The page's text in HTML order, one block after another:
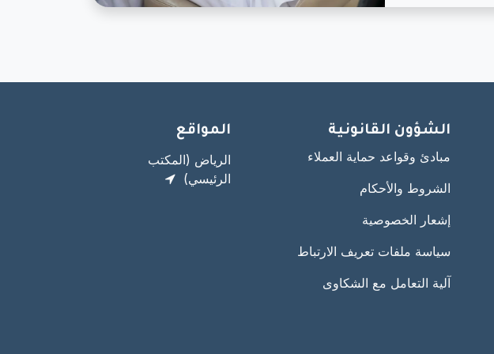
المواقع
الرياض (المكتب
الرئيسي)
الشؤون القانونية ​
مبادئ وقواعد حماية العملاء
الشروط ​والأحكام
إشعار الخصوصية
سياسة ملفات تعريف الارتباط
آلية التعامل مع الشكاوى